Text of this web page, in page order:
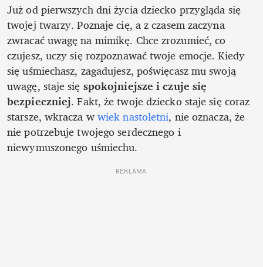
Już od pierwszych dni życia dziecko przygląda się
twojej twarzy. Poznaje cię, a z czasem zaczyna
zwracać uwagę na mimikę. Chce zrozumieć, co
czujesz, uczy się rozpoznawać twoje emocje. Kiedy
się uśmiechasz, zagadujesz, poświęcasz mu swoją
uwagę, staje się spokojniejsze i czuje się
bezpieczniej. Fakt, że twoje dziecko staje się coraz
starsze, wkracza w wiek nastoletni, nie oznacza, że
nie potrzebuje twojego serdecznego i
niewymuszonego uśmiechu.
REKLAMA